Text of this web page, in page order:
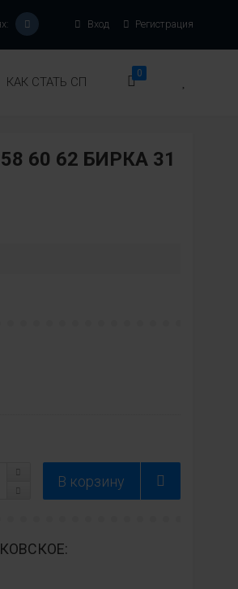
Вход Регистрация
КАК СТАТЬ СП
0
60 62 БИРКА 31